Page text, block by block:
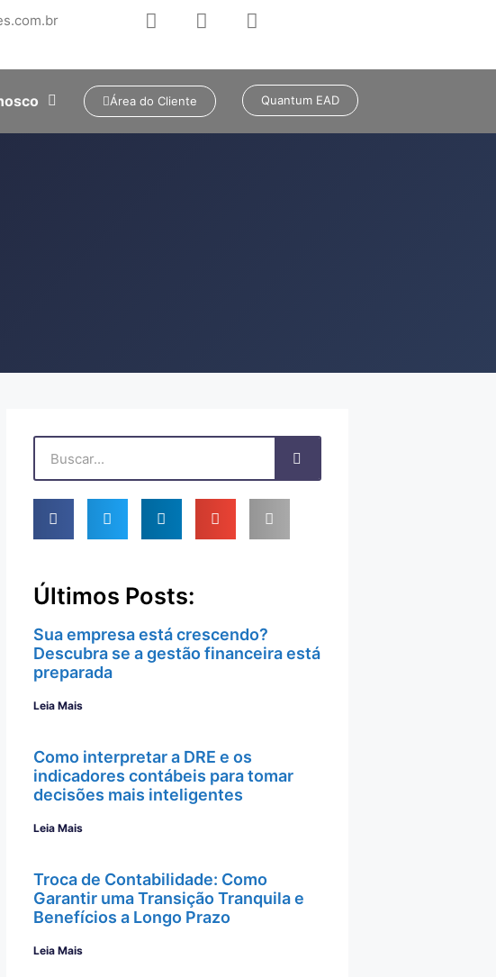
Área do Cliente Quantum EAD
Últimos Posts:
Sua empresa está crescendo?
Descubra se a gestão financeira está
preparada
Leia Mais
Como interpretar a DRE e os
indicadores contábeis para tomar
decisões mais inteligentes
Leia Mais
Troca de Contabilidade: Como
Garantir uma Transição Tranquila e
Benefícios a Longo Prazo
Leia Mais